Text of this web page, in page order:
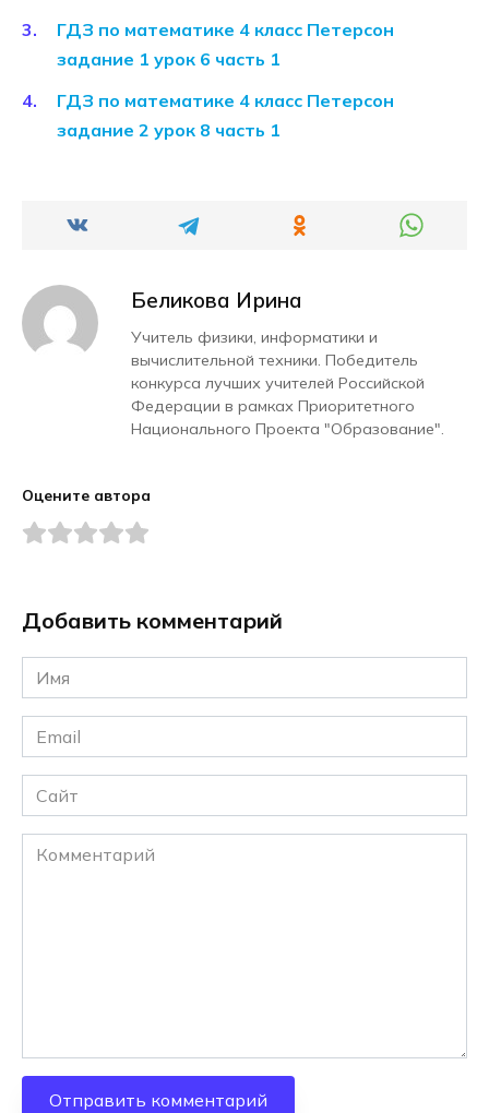
ГДЗ по математике 4 класс Петерсон
задание 1 урок 6 часть 1
ГДЗ по математике 4 класс Петерсон
задание 2 урок 8 часть 1
Беликова Ирина
Учитель физики, информатики и
вычислительной техники. Победитель
конкурса лучших учителей Российской
Федерации в рамках Приоритетного
Национального Проекта "Образование".
Оцените автора
Добавить комментарий
Имя
*
Email
*
Сайт
Комментарий